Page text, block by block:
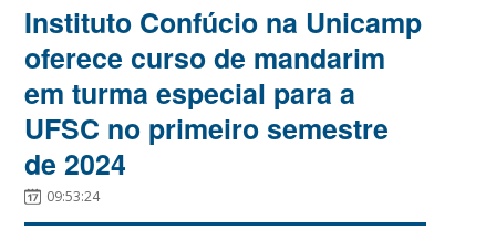
Instituto Confúcio na Unicamp
oferece curso de mandarim
em turma especial para a
UFSC no primeiro semestre
de 2024
09:53:24